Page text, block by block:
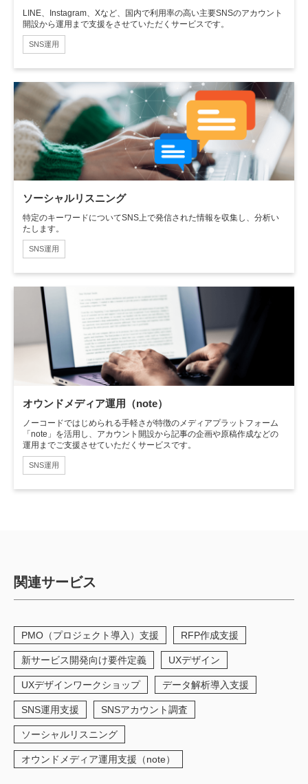
LINE、Instagram、Xなど、国内で利用率の高い主要SNSのアカウント
開設から運用まで支援をさせていただくサービスです。
SNS運用
ソーシャルリスニング
特定のキーワードについてSNS上で発信された情報を収集し、分析い
たします。
SNS運用
オウンドメディア運用（note）
ノーコードではじめられる手軽さが特徴のメディアプラットフォーム
「note」を活用し、アカウント開設から記事の企画や原稿作成などの
運用までご支援させていただくサービスです。
SNS運用
関連サービス
PMO（プロジェクト導入）支援 RFP作成支援
新サービス開発向け要件定義 UXデザイン
UXデザインワークショップ データ解析導入支援
SNS運用支援 SNSアカウント調査
ソーシャルリスニング
オウンドメディア運用支援（note）